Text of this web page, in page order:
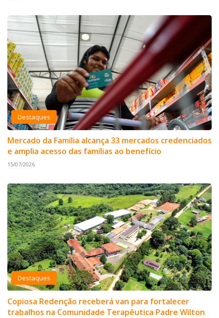
Destaques
Mercado da Família alcança 33 mercados credenciados
e amplia acesso das famílias ao benefício
15/07/2026
Destaques
Copiosa Redenção receberá van para fortalecer
trabalhos na Comunidade Terapêutica Padre Wilton